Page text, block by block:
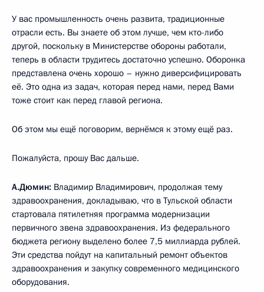
У вас промышленность очень развита, традиционные
отрасли есть. Вы знаете об этом лучше, чем кто-либо
другой, поскольку в Министерстве обороны работали,
теперь в области трудитесь достаточно успешно. Оборонка
представлена очень хорошо – нужно диверсифицировать
её. Это одна из задач, которая перед нами, перед Вами
тоже стоит как перед главой региона.
Об этом мы ещё поговорим, вернёмся к этому ещё раз.
Пожалуйста, прошу Вас дальше.
А.Дюмин: Владимир Владимирович, продолжая тему
здравоохранения, докладываю, что в Тульской области
стартовала пятилетняя программа модернизации
первичного звена здравоохранения. Из федерального
бюджета региону выделено более 7,5 миллиарда рублей.
Эти средства пойдут на капитальный ремонт объектов
здравоохранения и закупку современного медицинского
оборудования.